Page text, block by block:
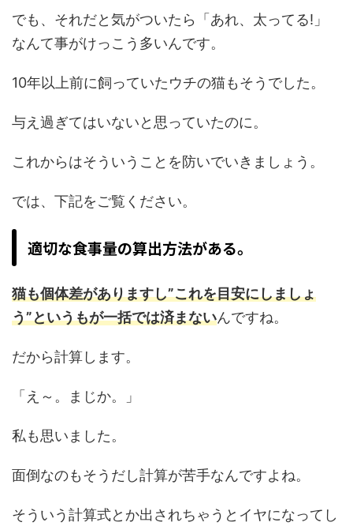
でも、それだと気がついたら「あれ、太ってる!」
なんて事がけっこう多いんです。
10年以上前に飼っていたウチの猫もそうでした。
与え過ぎてはいないと思っていたのに。
これからはそういうことを防いでいきましょう。
では、下記をご覧ください。
適切な食事量の算出方法がある。
猫も個体差がありますし”これを目安にしましょ
う”というもが一括では済まないんですね。
だから計算します。
「え～。まじか。」
私も思いました。
面倒なのもそうだし計算が苦手なんですよね。
そういう計算式とか出されちゃうとイヤになってし